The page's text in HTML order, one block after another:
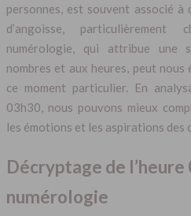
personnes, est souvent associé
d’angoisse,
numérologie, qui attribue une
nombres et aux heures, peut
ce moment particulier. En
03h30, nous pouvons mieux
les émotions et les aspirations des
Décryptage de l’heure
numérologie